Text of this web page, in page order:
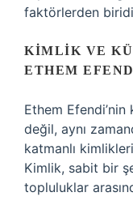
faktörlerden
KIMLIK VE
ETHEM
Ethem
değil, aynı
katmanlı
Kimlik, sabit bir
topluluklar